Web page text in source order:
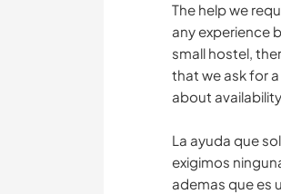
The help we
any experience
small hostel,
that we ask for
about
La ayuda que
exigimos
ademas que es